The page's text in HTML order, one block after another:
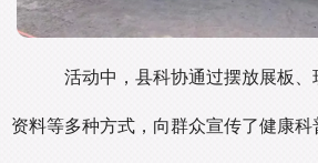
活动中，县科协通过摆放展板
资料等多种方式，向群众宣传了健康